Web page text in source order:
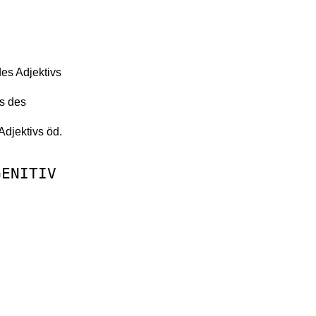
Adjektivs
des
öd.